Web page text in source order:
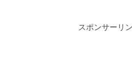
スポンサーリ